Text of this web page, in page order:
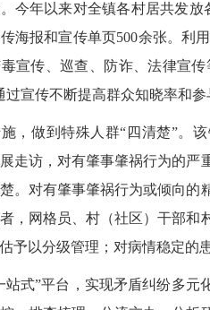
今年以来对全镇各村居共发
海报和宣传单页500余张。利
宣传、巡查、防诈、法律宣
过宣传不断提高群众知晓率和参
，做到特殊人群“四清楚”。
走访，对有肇事肇祸行为的
。对有肇事肇祸行为或倾向
，网格员、村（社区）干部
予以分级管理；对病情稳定的
站式”平台，实现矛盾纠纷多元